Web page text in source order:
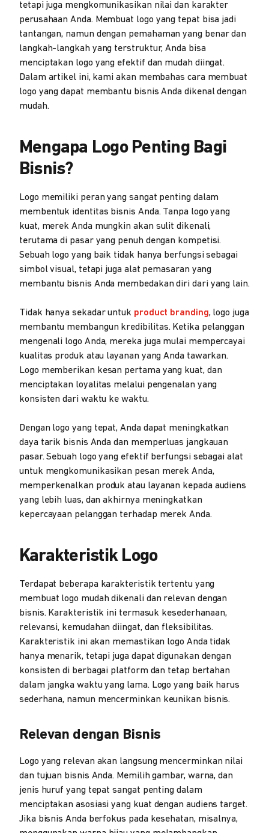
tetapi juga mengkomunikasikan nilai dan karakter
perusahaan Anda. Membuat logo yang tepat bisa jadi
tantangan, namun dengan pemahaman yang benar dan
langkah-langkah yang terstruktur, Anda bisa
menciptakan logo yang efektif dan mudah diingat.
Dalam artikel ini, kami akan membahas cara membuat
logo yang dapat membantu bisnis Anda dikenal dengan
mudah.
Mengapa Logo Penting Bagi
Bisnis?
Logo memiliki peran yang sangat penting dalam
membentuk identitas bisnis Anda. Tanpa logo yang
kuat, merek Anda mungkin akan sulit dikenali,
terutama di pasar yang penuh dengan kompetisi.
Sebuah logo yang baik tidak hanya berfungsi sebagai
simbol visual, tetapi juga alat pemasaran yang
membantu bisnis Anda membedakan diri dari yang lain.
Tidak hanya sekadar untuk product branding, logo juga
membantu membangun kredibilitas. Ketika pelanggan
mengenali logo Anda, mereka juga mulai mempercayai
kualitas produk atau layanan yang Anda tawarkan.
Logo memberikan kesan pertama yang kuat, dan
menciptakan loyalitas melalui pengenalan yang
konsisten dari waktu ke waktu.
Dengan logo yang tepat, Anda dapat meningkatkan
daya tarik bisnis Anda dan memperluas jangkauan
pasar. Sebuah logo yang efektif berfungsi sebagai alat
untuk mengkomunikasikan pesan merek Anda,
memperkenalkan produk atau layanan kepada audiens
yang lebih luas, dan akhirnya meningkatkan
kepercayaan pelanggan terhadap merek Anda.
Karakteristik Logo
Terdapat beberapa karakteristik tertentu yang
membuat logo mudah dikenali dan relevan dengan
bisnis. Karakteristik ini termasuk kesederhanaan,
relevansi, kemudahan diingat, dan fleksibilitas.
Karakteristik ini akan memastikan logo Anda tidak
hanya menarik, tetapi juga dapat digunakan dengan
konsisten di berbagai platform dan tetap bertahan
dalam jangka waktu yang lama. Logo yang baik harus
sederhana, namun mencerminkan keunikan bisnis.
Relevan dengan Bisnis
Logo yang relevan akan langsung mencerminkan nilai
dan tujuan bisnis Anda. Memilih gambar, warna, dan
jenis huruf yang tepat sangat penting dalam
menciptakan asosiasi yang kuat dengan audiens target.
Jika bisnis Anda berfokus pada kesehatan, misalnya,